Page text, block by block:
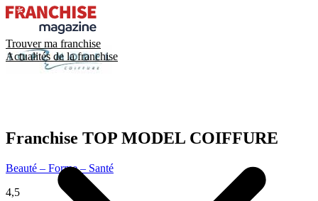
Trouver ma franchise
Actualités de la franchise
Franchise TOP MODEL COIFFURE
Beauté – Forme – Santé
4,5